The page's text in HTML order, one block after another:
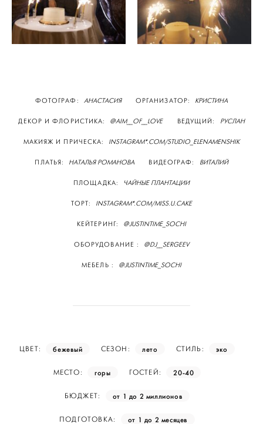
ФОТОГРАФ: АНАСТАСИЯ ОРГАНИЗАТОР: КРИСТИНА
ДЕКОР И ФЛОРИСТИКА: @AIM__OF__LOVE ВЕДУЩИЙ: РУСЛАН
МАКИЯЖ И ПРИЧЕСКА: INSTAGRAM*.COM/STUDIO_ELENAMENSHIK
ПЛАТЬЯ: НАТАЛЬЯ РОМАНОВА ВИДЕОГРАФ: ВИТАЛИЙ
ПЛОЩАДКА: ЧАЙНЫЕ ПЛАНТАЦИИ
ТОРТ: INSTAGRAM*.COM/MISS.U.CAKE
КЕЙТЕРИНГ: @JUSTINTIME_SOCHI
ОБОРУДОВАНИЕ : @DJ__SERGEEV
МЕБЕЛЬ : @JUSTINTIME_SOCHI
ЦВЕТ: бежевый СЕЗОН: лето СТИЛЬ: эко
МЕСТО: горы ГОСТЕЙ: 20-40
БЮДЖЕТ: от 1 до 2 миллионов
ПОДГОТОВКА: от 1 до 2 месяцев